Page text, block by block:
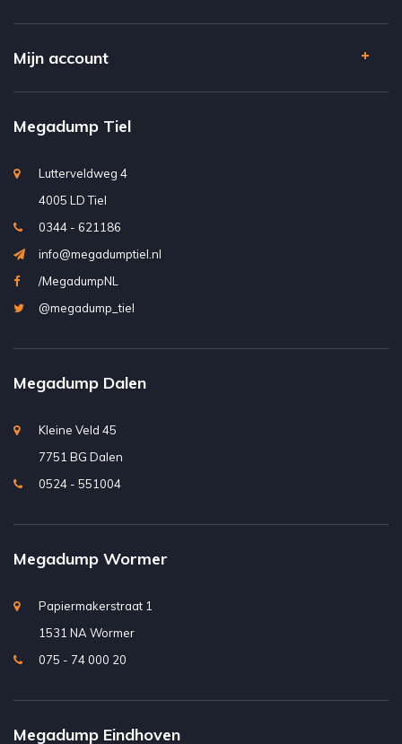
Mijn account
Megadump Tiel
Lutterveldweg 4
4005 LD Tiel
0344 - 621186
info@megadumptiel.nl
/MegadumpNL
@megadump_tiel
Megadump Dalen
Kleine Veld 45
7751 BG Dalen
0524 - 551004
Megadump Wormer
Papiermakerstraat 1
1531 NA Wormer
075 - 74 000 20
Megadump Eindhoven